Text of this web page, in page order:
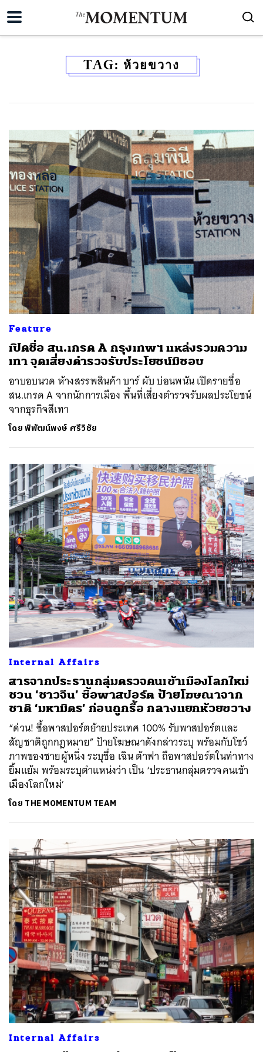
TAG: ห้วยขวาง
Feature
เปิดชื่อ สน.เกรด A กรุงเทพฯ แหล่งรวมความ
เทา จุดเสี่ยงตำรวจรับประโยชน์มิชอบ
อาบอบนวด ห้างสรรพสินค้า บาร์ ผับ บ่อนพนัน เปิดรายชื่อ
สน.เกรด A จากนักการเมือง พื้นที่เสี่ยงตำรวจรับผลประโยชน์
จากธุรกิจสีเทา
โดยพิพัฒน์พงษ์ ศรีวิชัย
Internal Affairs
สารจากประธานกลุ่มตรวจคนเข้าเมืองโลกใหม่
ชวน ‘ชาวจีน’ ซื้อพาสปอร์ต ป้ายโฆษณาจาก
ชาติ ‘มหามิตร’ ก่อนถูกรื้อ กลางแยกห้วยขวาง
“ด่วน! ซื้อพาสปอร์ตย้ายประเทศ 100% รับพาสปอร์ตและ
สัญชาติถูกกฎหมาย” ป้ายโฆษณาดังกล่าวระบุ พร้อมกับโชว์
ภาพของชายผู้หนึ่ง ระบุชื่อ เฉิน ต้าฟา ถือพาสปอร์ตในท่าทาง
ยิ้มแย้ม พร้อมระบุตำแหน่งว่า เป็น ‘ประธานกลุ่มตรวจคนเข้า
เมืองโลกใหม่’
โดย THE MOMENTUM TEAM
Internal Affairs
ค้นหา
SHARE TWEET LINE EMAIL